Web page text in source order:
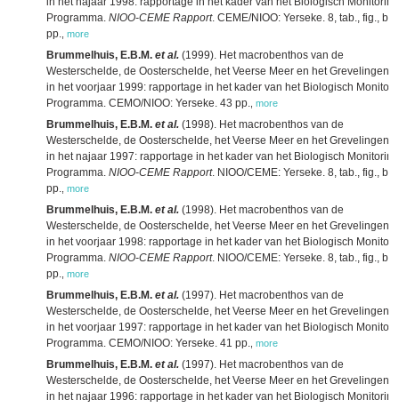
Programma. NIOO-CEME Rapport. CEME/NIOO: Yerseke. 8, tab., fig.,
pp. more
Brummelhuis, E.B.M. et al. (1999). Het macrobenthos van de
Westerschelde, de Oosterschelde, het Veerse Meer en het
in het voorjaar 1999: rapportage in het kader van het Biologisch
Programma. CEMO/NIOO: Yerseke. 43 pp. more
Brummelhuis, E.B.M. et al. (1998). Het macrobenthos van de
Westerschelde, de Oosterschelde, het Veerse Meer en het
in het najaar 1997: rapportage in het kader van het Biologisch Monitoring
Programma. NIOO-CEME Rapport. NIOO/CEME: Yerseke. 8, tab., fig.,
pp. more
Brummelhuis, E.B.M. et al. (1998). Het macrobenthos van de
Westerschelde, de Oosterschelde, het Veerse Meer en het
in het voorjaar 1998: rapportage in het kader van het Biologisch
Programma. NIOO-CEME Rapport. NIOO/CEME: Yerseke. 8, tab., fig.,
pp. more
Brummelhuis, E.B.M. et al. (1997). Het macrobenthos van de
Westerschelde, de Oosterschelde, het Veerse Meer en het
in het voorjaar 1997: rapportage in het kader van het Biologisch
Programma. CEMO/NIOO: Yerseke. 41 pp. more
Brummelhuis, E.B.M. et al. (1997). Het macrobenthos van de
Westerschelde, de Oosterschelde, het Veerse Meer en het
in het najaar 1996: rapportage in het kader van het Biologisch Monitoring